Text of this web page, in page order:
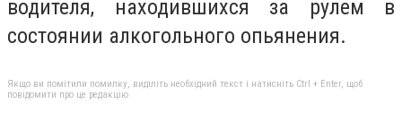
водителя, находившихся за рулем в
состоянии алкогольного опьянения.
Якщо ви помітили помилку, виділіть необхідний текст і натисніть Ctrl + Enter, щоб
повідомити про це редакцію